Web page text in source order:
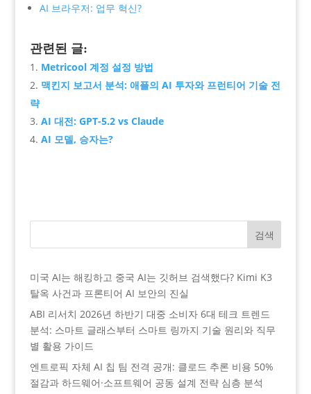
AI 브라우저: 업무 혁신?
관련된 글:
Metricool 계정 설정 방법
맥킨지 보고서 분석: 애플의 AI 투자와 프런티어 기술 전
략
AI 대전: GPT-5.2 vs Claude
AI 모델, 승자는?
검색
미국 AI는 해킹하고 중국 AI는 깃허브 검색했다? Kimi K3
탈옥 사건과 프론티어 AI 보안의 진실
ABI 리서치 2026년 하반기 대중 소비자 6대 테크 트렌드
분석: 스마트 글래스부터 스마트 링까지 기술 원리와 직무
별 활용 가이드
엔트로픽 자체 AI 칩 팀 전격 공개: 클로드 추론 비용 50%
절감과 하드웨어·소프트웨어 공동 설계 전략 심층 분석